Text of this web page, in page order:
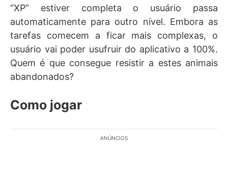
“XP” estiver completa o usuário passa
automaticamente para outro nível. Embora as
tarefas comecem a ficar mais complexas, o
usuário vai poder usufruir do aplicativo a 100%.
Quem é que consegue resistir a estes animais
abandonados?
Como jogar
ANÚNCIOS